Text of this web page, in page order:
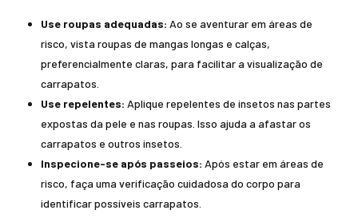
Use roupas adequadas: Ao se aventurar em áreas de
risco, vista roupas de mangas longas e calças,
preferencialmente claras, para facilitar a visualização de
carrapatos.
Use repelentes: Aplique repelentes de insetos nas partes
expostas da pele e nas roupas. Isso ajuda a afastar os
carrapatos e outros insetos.
Inspecione-se após passeios: Após estar em áreas de
risco, faça uma verificação cuidadosa do corpo para
identificar possíveis carrapatos.